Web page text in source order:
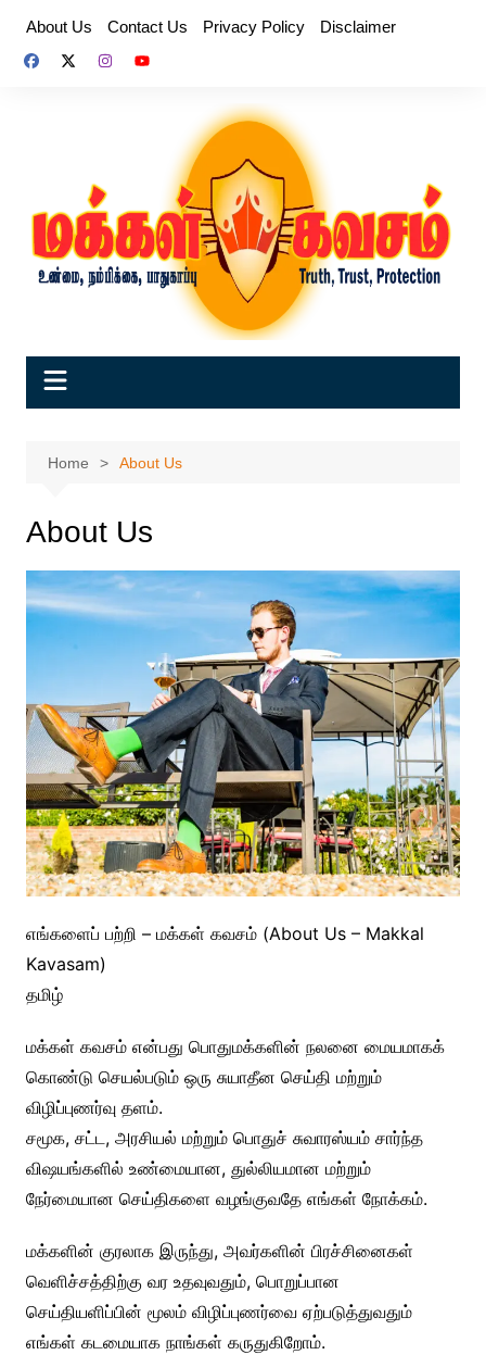
content
About Us Contact Us Privacy Policy Disclaimer
Home About Us
About Us
எங்களைப் பற்றி – மக்கள் கவசம் (About Us – Makkal
Kavasam)
தமிழ்
மக்கள் கவசம் என்பது பொதுமக்களின் நலனை மையமாகக்
கொண்டு செயல்படும் ஒரு சுயாதீன செய்தி மற்றும்
விழிப்புணர்வு தளம்.
சமூக, சட்ட, அரசியல் மற்றும் பொதுச் சுவாரஸ்யம் சார்ந்த
விஷயங்களில் உண்மையான, துல்லியமான மற்றும்
நேர்மையான செய்திகளை வழங்குவதே எங்கள் நோக்கம்.
மக்களின் குரலாக இருந்து, அவர்களின் பிரச்சினைகள்
வெளிச்சத்திற்கு வர உதவுவதும், பொறுப்பான
செய்தியளிப்பின் மூலம் விழிப்புணர்வை ஏற்படுத்துவதும்
எங்கள் கடமையாக நாங்கள் கருதுகிறோம்.